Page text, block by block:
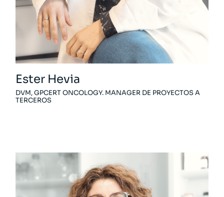
Ester Hevia
DVM, GPCERT ONCOLOGY. MANAGER DE PROYECTOS A
TERCEROS